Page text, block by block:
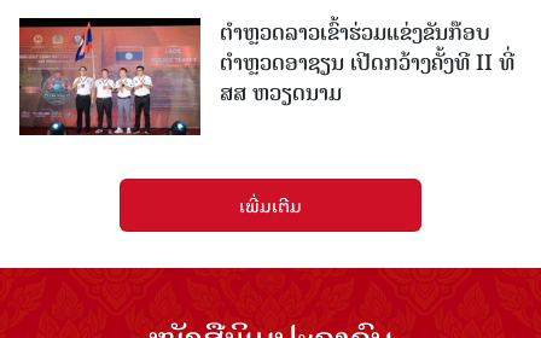
ຕຳຫຼວດລາວເຂົ້າຮ່ວມແຂ່ງຂັນກ໊ອບ
ຕຳຫຼວດອາຊຽນ ເປີດກວ້າງຄັ້ງທີ II ທີ່
ສສ ຫວຽດນາມ
ເພີ່ມເຕີມ